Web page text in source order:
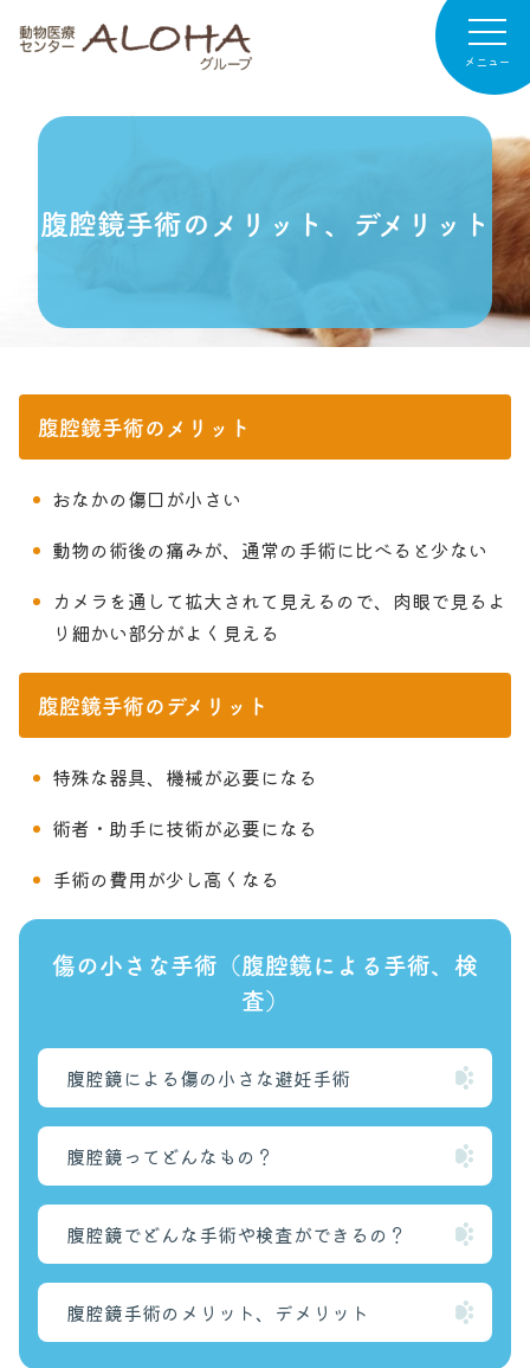
メニュー
専門診療
病院日記
リクルート
お問い合わせ 獣医師の皆様へ
腹腔鏡手術のメリット、デメリット
腹腔鏡手術のメリット
おなかの傷口が小さい
動物の術後の痛みが、通常の手術に比べると少ない
カメラを通して拡大されて見えるので、肉眼で見るよ
り細かい部分がよく見える
腹腔鏡手術のデメリット
特殊な器具、機械が必要になる
術者・助手に技術が必要になる
手術の費用が少し高くなる
傷の小さな手術（腹腔鏡による手術、検
査）
腹腔鏡による傷の小さな避妊手術
腹腔鏡ってどんなもの？
腹腔鏡でどんな手術や検査ができるの？
腹腔鏡手術のメリット、デメリット